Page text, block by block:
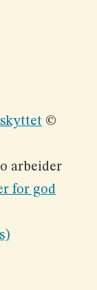
©
arbeider
for god